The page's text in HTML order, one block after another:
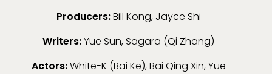
Producers:Bill Kong, Jayce Shi
Writers:Yue Sun, Sagara (Qi Zhang)
Actors:White-K (Bai Ke), Bai Qing Xin, Yue